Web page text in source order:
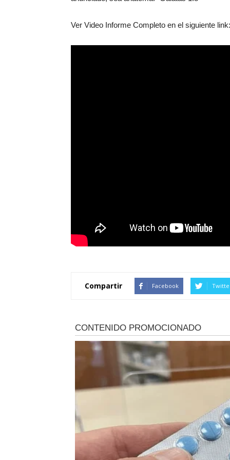
Ver Video Informe Completo en el siguiente link:
Compartir Facebook